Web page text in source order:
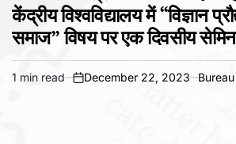
केंद्रीय विश्वविद्यालय में “विज्ञान
समाज” विषय पर एक दिवसीय
आयोजन।
Estimated
1 min read
on
December 22, 2023